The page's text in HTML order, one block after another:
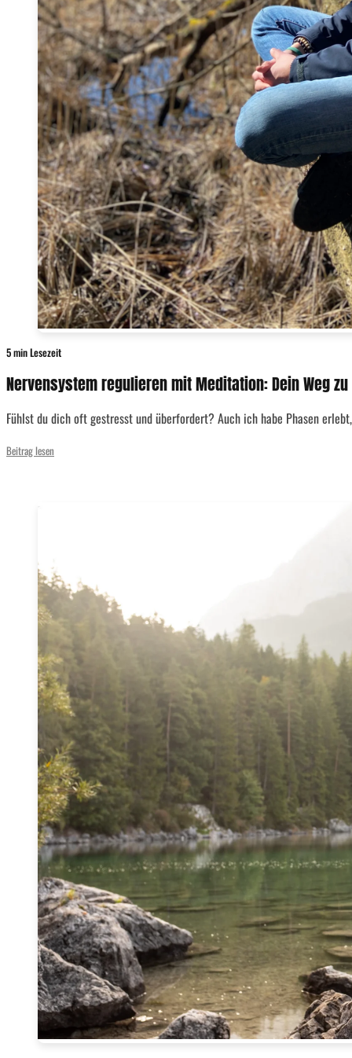
5 min Lesezeit
Nervensystem regulieren mit Meditation: Dein Weg
Fühlst du dich oft gestresst und überfordert? Auch ich habe Phasen
Beitrag lesen